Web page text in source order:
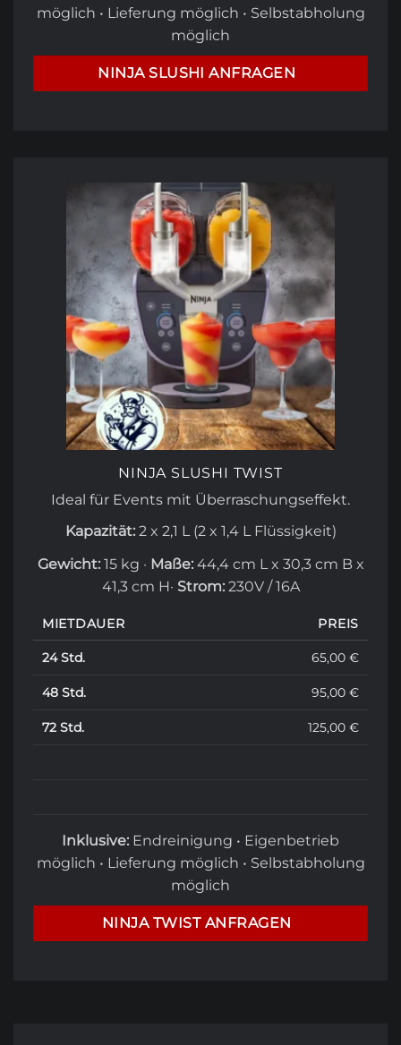
möglich • Lieferung möglich • Selbstabholung
möglich
NINJA SLUSHI ANFRAGEN
NINJA SLUSHI TWIST
Ideal für Events mit Überraschungseffekt.
Kapazität:2 x 2,1 L (2 x 1,4 L Flüssigkeit)
Gewicht:15 kg · Maße: 44,4 cm L x 30,3 cm B x
41,3 cm H· Strom:230V / 16A
MIETDAUER PREIS
24 Std. 65,00 €
48 Std. 95,00 €
72 Std. 125,00 €
Inklusive: Endreinigung • Eigenbetrieb
möglich • Lieferung möglich • Selbstabholung
möglich
NINJA TWIST ANFRAGEN